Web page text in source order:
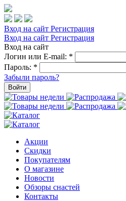
Вход на сайт Регистрация
Вход на сайт Регистрация
Вход на сайт
Логин или E-mail: *
Пароль: *
Забыли пароль?
Войти
Акции
Скидки
Покупателям
О магазине
Новости
Обзоры снастей
Контакты